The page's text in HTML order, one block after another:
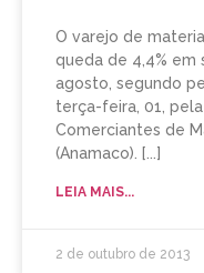
O varejo de
queda de 4,4%
agosto, segundo
terça-feira, 01,
Comerciantes de
(Anamaco).
LEIA MAIS...
2 de outubro de 2013